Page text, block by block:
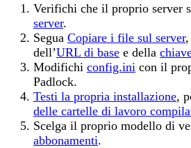
Verifichi che il proprio server
server.
Segua Copiare i file sul server,
dell’URL di base e della
Modifichi config.ini con il
Padlock.
Testi la propria installazione,
delle cartelle di lavoro
Scelga il proprio modello di
abbonamenti.